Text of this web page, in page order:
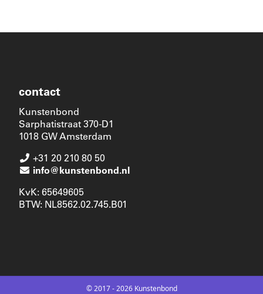
contact
Kunstenbond
Sarphatistraat 370-D1
1018 GW Amsterdam
+31 20 210 80 50
info@kunstenbond.nl
KvK: 65649605
BTW: NL8562.02.745.B01
© 2017 - 2026 Kunstenbond